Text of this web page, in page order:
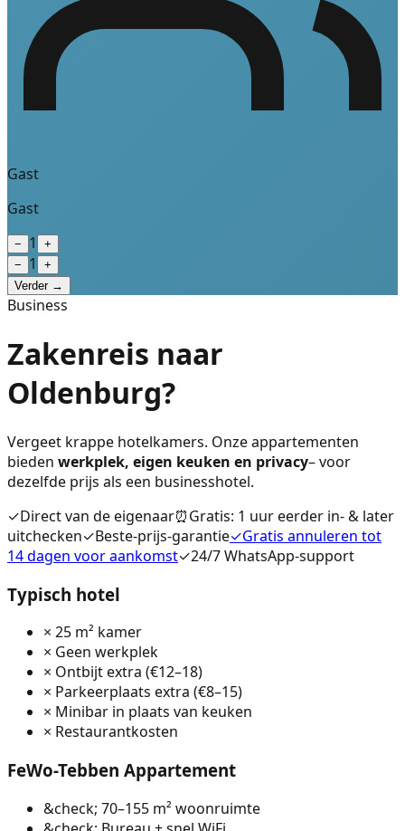
Gast
Gast
− 1
+
−
1
+
Verder →
Business
Zakenreis naar
Oldenburg?
Vergeet krappe hotelkamers. Onze appartementen
bieden werkplek, eigen keuken en privacy– voor
dezelfde prijs als een businesshotel.
✓Direct van de eigenaar⏰Gratis: 1 uur eerder in- & later
uitchecken✓Beste-prijs-garantie✓Gratis annuleren tot
14 dagen voor aankomst✓24/7 WhatsApp-support
Typisch hotel
× 25 m² kamer
× Geen werkplek
× Ontbijt extra (€12–18)
× Parkeerplaats extra (€8–15)
× Minibar in plaats van keuken
× Restaurantkosten
FeWo-Tebben Appartement
&check; 70–155 m² woonruimte